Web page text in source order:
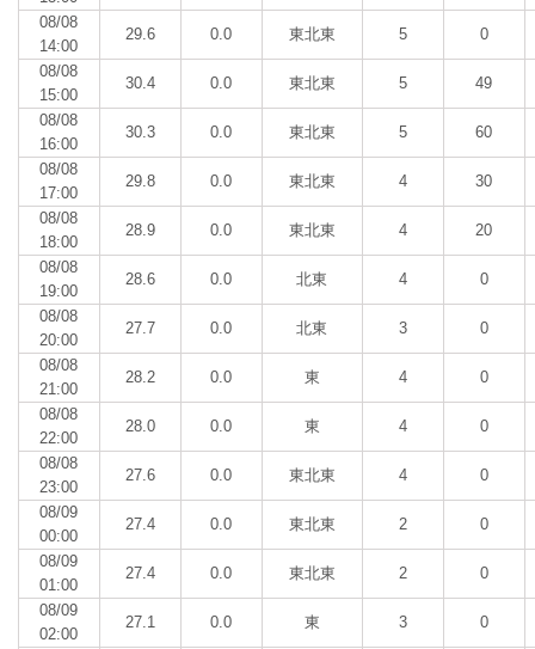
08/08
14:00
29.6 0.0 東北東 5 0
08/08
15:00
30.4 0.0 東北東 5 49
08/08
16:00
30.3 0.0 東北東 5 60
08/08
17:00
29.8 0.0 東北東 4 30
08/08
18:00
28.9 0.0 東北東 4 20
08/08
19:00
28.6 0.0 北東 4 0
08/08
20:00
27.7 0.0 北東 3 0
08/08
21:00
28.2 0.0 東 4 0
08/08
22:00
28.0 0.0 東 4 0
08/08
23:00
27.6 0.0 東北東 4 0
08/09
00:00
27.4 0.0 東北東 2 0
08/09
01:00
27.4 0.0 東北東 2 0
08/09
02:00
27.1 0.0 東 3 0